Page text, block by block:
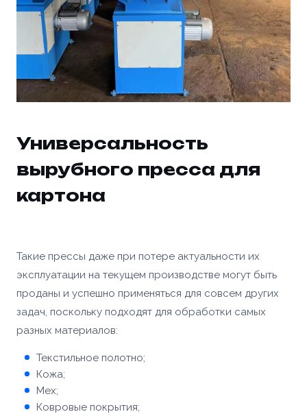
Универсальность
вырубного пресса для
картона
Такие прессы даже при потере актуальности их
эксплуатации на текущем производстве могут быть
проданы и успешно применяться для совсем других
задач, поскольку подходят для обработки самых
разных материалов:
Текстильное полотно;
Кожа;
Мех;
Ковровые покрытия;